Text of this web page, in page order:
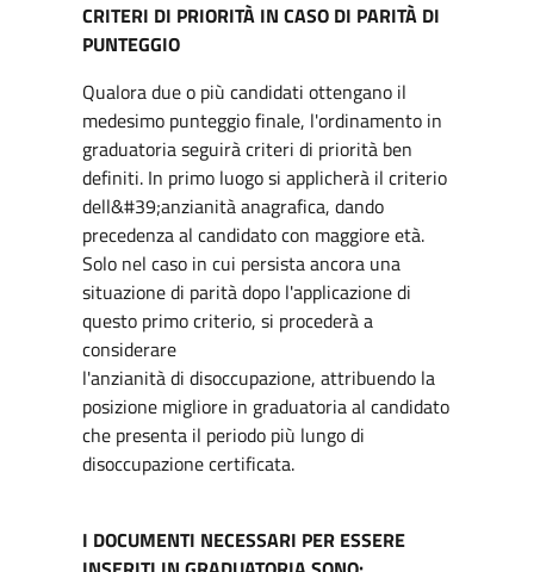
CRITERI DI PRIORITÀ IN CASO DI PARITÀ DI
PUNTEGGIO
Qualora due o più candidati ottengano il
medesimo punteggio finale, l'ordinamento in
graduatoria seguirà criteri di priorità ben
definiti. In primo luogo si applicherà il criterio
dell&#39;anzianità anagrafica, dando
precedenza al candidato con maggiore età.
Solo nel caso in cui persista ancora una
situazione di parità dopo l'applicazione di
questo primo criterio, si procederà a
considerare
l'anzianità di disoccupazione, attribuendo la
posizione migliore in graduatoria al candidato
che presenta il periodo più lungo di
disoccupazione certificata.
I DOCUMENTI NECESSARI PER ESSERE